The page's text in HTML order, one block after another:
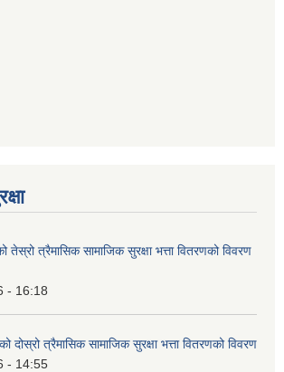
त्रैमासिक सामाजिक सुरक्षा भत्ता वितरणको विवरण
- 16:18
त्रैमासिक सामाजिक सुरक्षा भत्ता वितरणको विवरण
- 14:55